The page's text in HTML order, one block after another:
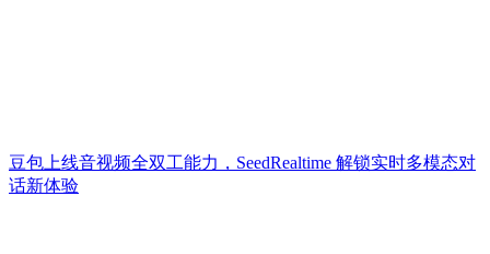
豆包上线音视频全双工能力，SeedRealtime 解锁实时多模态对
话新体验